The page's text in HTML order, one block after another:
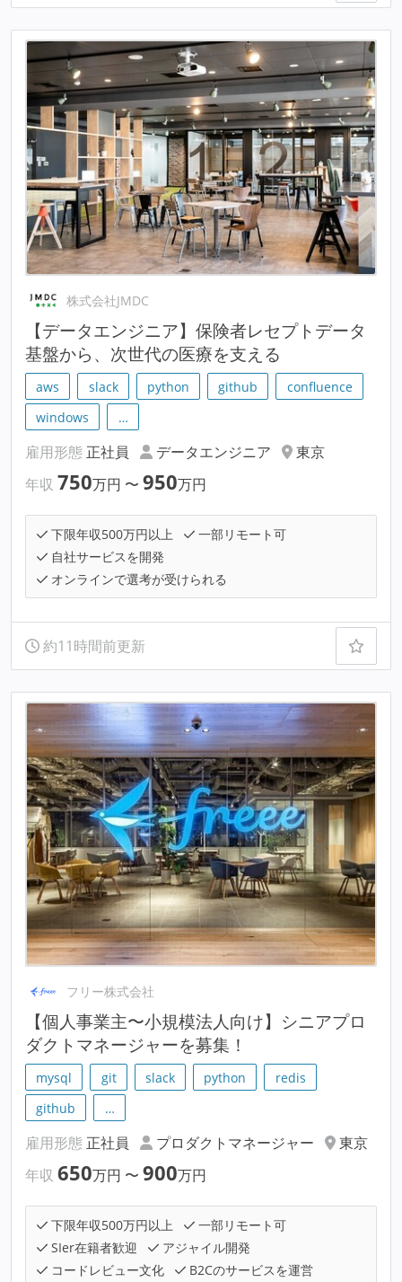
株式会社JMDC
【データエンジニア】保険者レセプトデータ
基盤から、次世代の医療を支える
aws slack python github
confluence
windows
…
雇用形態 正社員 データエンジニア
東京
年収 750万円 〜 950万円
下限年収500万円以上
一部リモート可
自社サービスを開発
オンラインで選考が受けられる
約11時間前更新
フリー株式会社
【個人事業主〜小規模法人向け】シニアプロ
ダクトマネージャーを募集！
mysql git slack python
redis
github
…
雇用形態 正社員 プロダクトマネージャー
東京
年収 650万円 〜 900万円
下限年収500万円以上
一部リモート可
SIer在籍者歓迎
アジャイル開発
コードレビュー文化
B2Cのサービスを運営